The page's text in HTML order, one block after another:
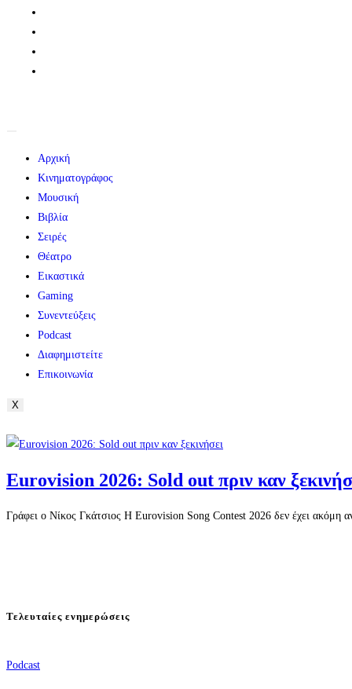
Αρχική
Κινηματογράφος
Μουσική
Βιβλία
Σειρές
Θέατρο
Εικαστικά
Gaming
Συνεντεύξεις
Podcast
Διαφημιστείτε
Επικοινωνία
X
Eurovision 2026: Sold out πριν καν
Γράφει ο Νίκος Γκάτσιος Η Eurovision Song Contest 2026 δεν έχει ακόμη
Τελευταίες ενημερώσεις
Podcast